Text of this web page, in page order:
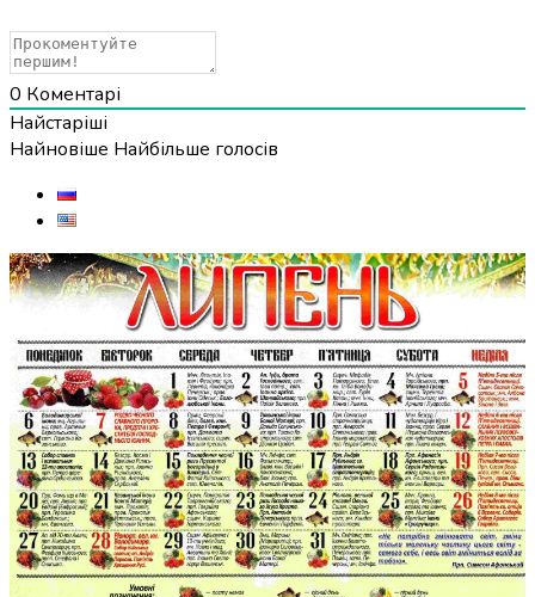
0 Коментарі
Найстаріші
Найновіше Найбільше голосів